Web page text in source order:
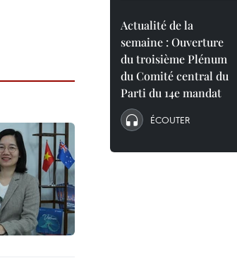
Actualité de la
semaine : Ouverture
du troisième Plénum
du Comité central du
Parti du 14e mandat
ÉCOUTER